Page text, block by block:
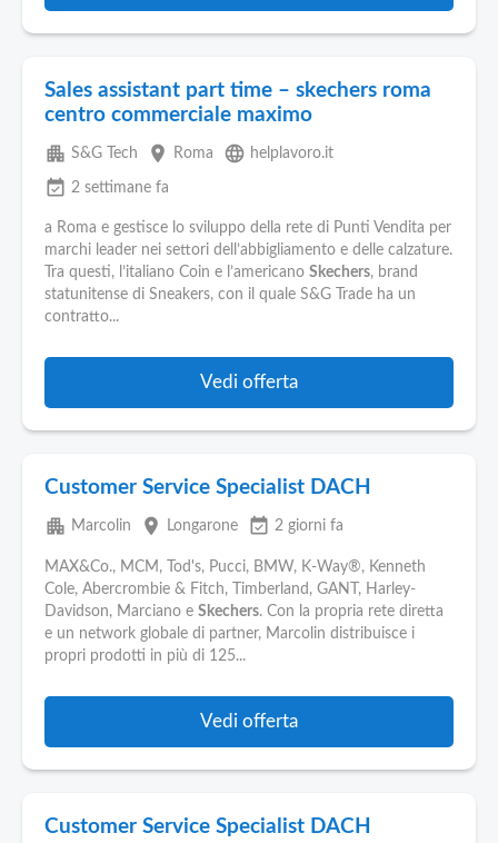
Sales assistant part time – skechers roma
centro commerciale maximo
apartment S&G Tech place Roma language helplavoro.it
event_available 2 settimane fa
a Roma e gestisce lo sviluppo della rete di Punti Vendita per
marchi leader nei settori dell’abbigliamento e delle calzature.
Tra questi, l’italiano Coin e l’americano Skechers, brand
statunitense di Sneakers, con il quale S&G Trade ha un
contratto...
Vedi offerta
Customer Service Specialist DACH
apartment Marcolin place Longarone event_available 2 giorni fa
MAX&Co., MCM, Tod's, Pucci, BMW, K-Way®, Kenneth
Cole, Abercrombie & Fitch, Timberland, GANT, Harley-
Davidson, Marciano e Skechers. Con la propria rete diretta
e un network globale di partner, Marcolin distribuisce i
propri prodotti in più di 125...
Vedi offerta
Customer Service Specialist DACH